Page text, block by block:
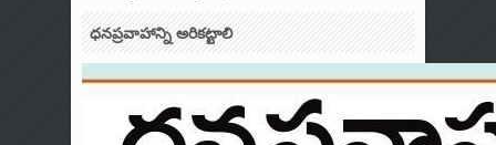
ధనప్రవాహాన్ని అరికట్టాలి